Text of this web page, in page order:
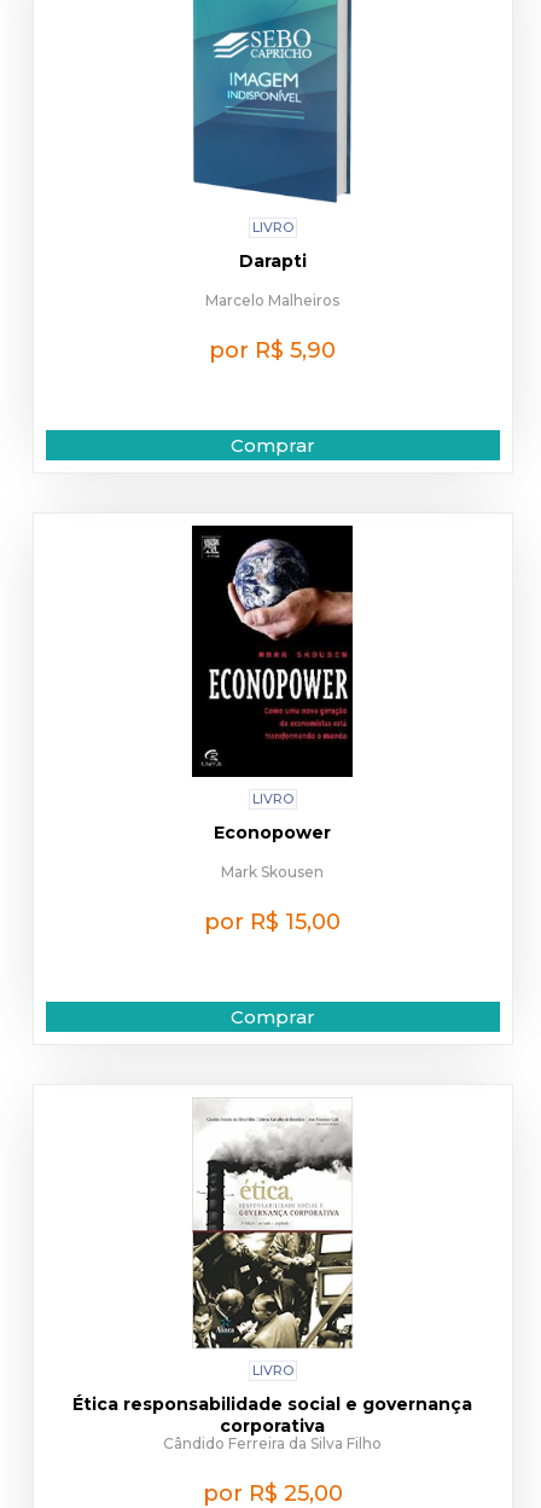
LIVRO
Darapti
Marcelo Malheiros
por R$ 5,90
Comprar
LIVRO
Econopower
Mark Skousen
por R$ 15,00
Comprar
LIVRO
Ética responsabilidade social e governança
corporativa
Cândido Ferreira da Silva Filho
por R$ 25,00